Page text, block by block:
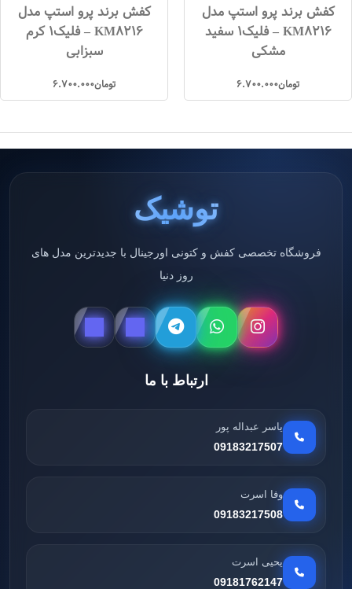
کفش برند پرو استپ مدل
KM8216 – فلیک1 سفید
مشکی
تومان6.700.000
کفش برند پرو استپ مدل
KM8216 – فلیک1 کرم
سبزابی
تومان6.700.000
توشیک
فروشگاه تخصصی کفش و کتونی اورجینال با جدیدترین مدل های
روز دنیا
ارتباط با ما
یاسر عبداله پور
09183217507
وفا اسرت
09183217508
یحیی اسرت
09181762147